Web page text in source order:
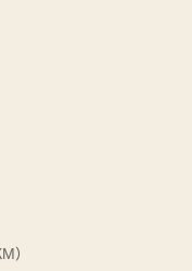
Herzegowina (BAM КМ)